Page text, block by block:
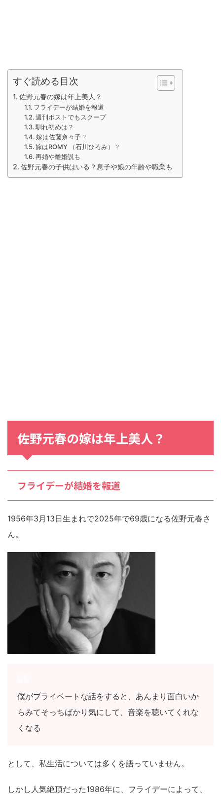
すぐ読める目次
佐野元春の嫁は年上美人？
フライデーが結婚を報道
週刊ポストでもスクープ
馴れ初めは？
嫁は佐藤奈々子？
嫁はROMY （石川ひろみ）？
再婚や離婚説も
佐野元春の子供はいる？息子や娘の年齢や職業も
佐野元春の嫁は年上美人？
フライデーが結婚を報道
1956年3月13日生まれで2025年で69歳になる佐野元春さ
ん。
僕がプライベートな話をすると、あんまり面白いか
らみてそっちばかり気にして、音楽を聴いてくれな
くなる
として、私生活については多くを語っていません。
しかし人気絶頂だった1986年に、フライデーによって、